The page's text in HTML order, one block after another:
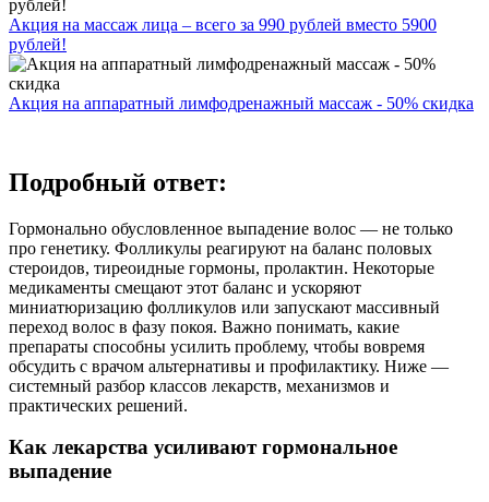
Акция на массаж лица – всего за 990 рублей вместо 5900
рублей!
Акция на аппаратный лимфодренажный массаж - 50% скидка
Подробный ответ:
Гормонально обусловленное выпадение волос — не только
про генетику. Фолликулы реагируют на баланс половых
стероидов, тиреоидные гормоны, пролактин. Некоторые
медикаменты смещают этот баланс и ускоряют
миниатюризацию фолликулов или запускают массивный
переход волос в фазу покоя. Важно понимать, какие
препараты способны усилить проблему, чтобы вовремя
обсудить с врачом альтернативы и профилактику. Ниже —
системный разбор классов лекарств, механизмов и
практических решений.
Как лекарства усиливают гормональное
выпадение